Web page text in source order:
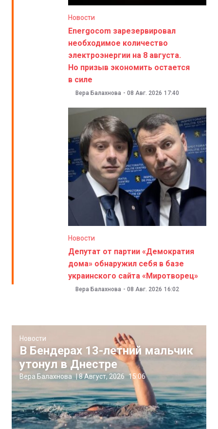
Новости
Energocom зарезервировал
необходимое количество
электроэнергии на 8 августа.
Но призыв экономить остается
в силе
Вера Балахнова - 08 Авг. 2026 17:40
Новости
Депутат от партии «Демократия
дома» обнаружил себя в базе
украинского сайта «Миротворец»
Вера Балахнова - 08 Авг. 2026 16:02
Новости
В Бендерах 13-летний мальчик
утонул в Днестре
Вера Балахнова |8 Август, 2026 15:06